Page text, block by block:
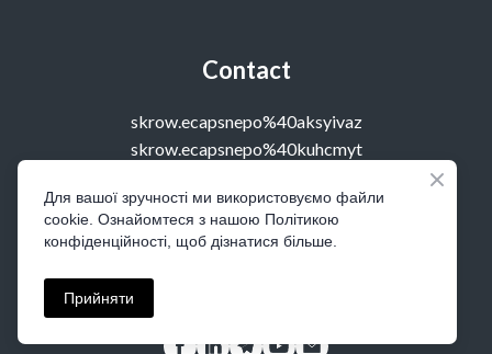
Contact
skrow.ecapsnepo%40aksyivaz
skrow.ecapsnepo%40kuhcmyt
Visit
office 14, Kostolna 4, Kyiv, Ukraine
Для вашої зручності ми використовуємо файли
cookie. Ознайомтеся з нашою Політикою
конфіденційності, щоб дізнатися більше.
Прийняти